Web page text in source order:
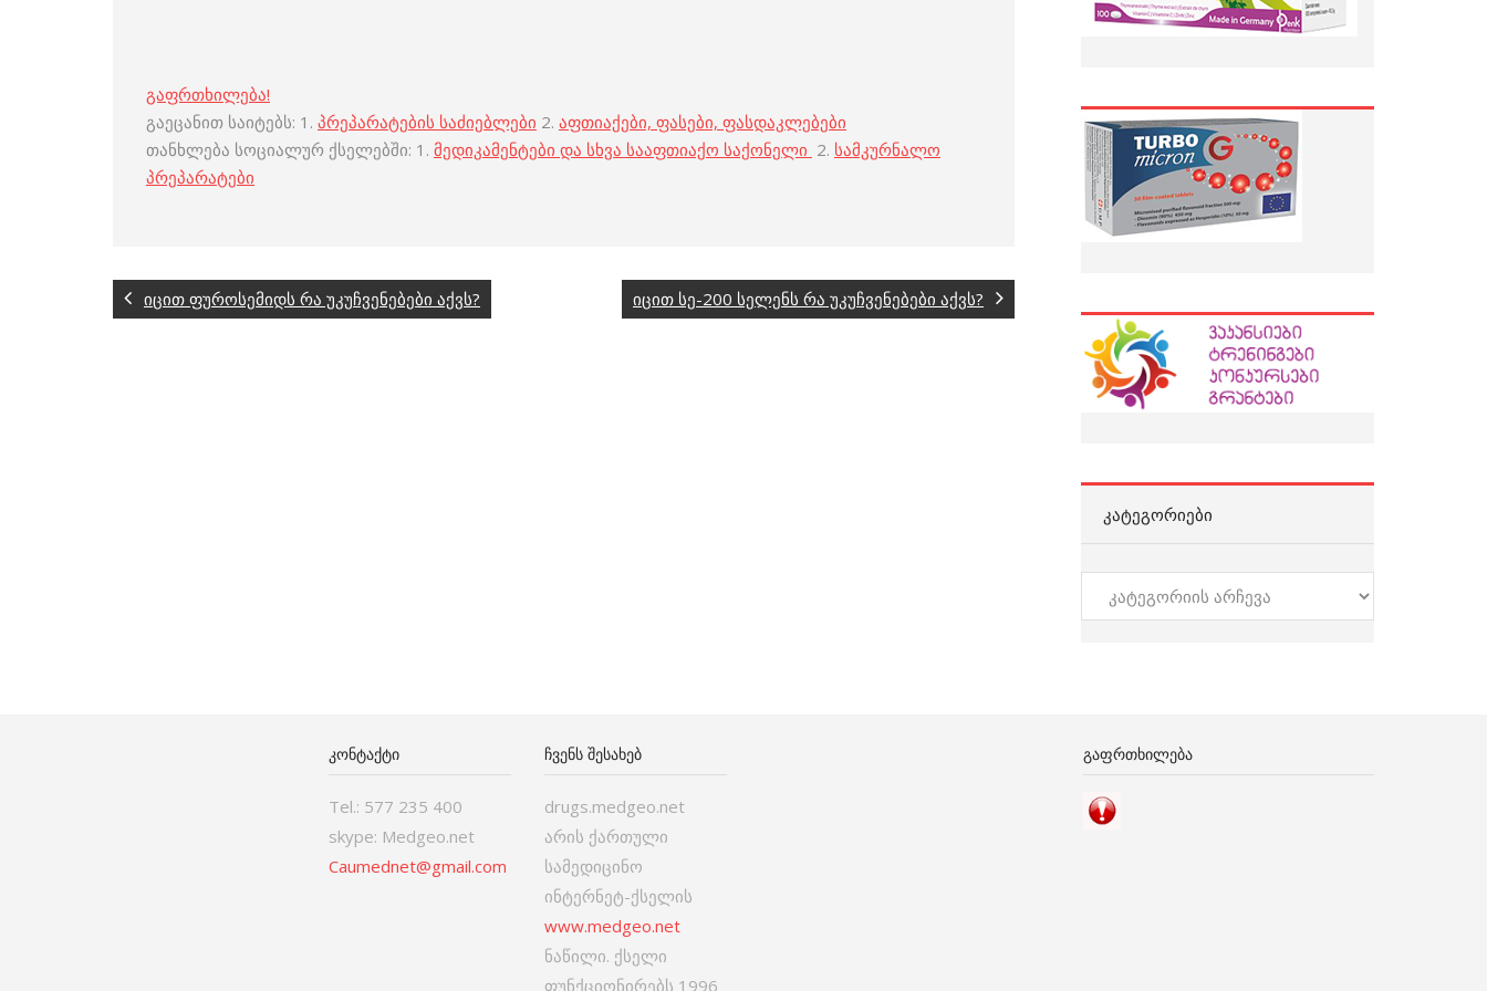
გაფრთხილება!
გაეცანით საიტებს: 1. პრეპარატების საძიებლები 2. აფთიაქები, ფასები, ფასდაკლებები
თანხლება სოციალურ ქსელებში: 1. მედიკამენტები და სხვა სააფთიაქო საქონელი 2. სამკურნალო
პრეპარატები
იცით ფუროსემიდს რა უკუჩვენებები აქვს? იცით სე-200 სელენს რა უკუჩვენებები აქვს?
ᲙᲐᲢᲔᲒᲝᲠᲘᲔᲑᲘ
კატეგორიები
ᲙᲝᲜᲢᲐᲥᲢᲘ
Tel.: 577 235 400
skype: Medgeo.net
Caumednet@gmail.com
ᲩᲕᲔᲜᲡ ᲨᲔᲡᲐᲮᲔᲑ
drugs.medgeo.net
არის ქართული
სამედიცინო
ინტერნეტ-ქსელის
www.medgeo.net
ნაწილი. ქსელი
ფუნქციონირებს 1996
ᲒᲐᲤᲠᲗᲮᲘᲚᲔᲑᲐ